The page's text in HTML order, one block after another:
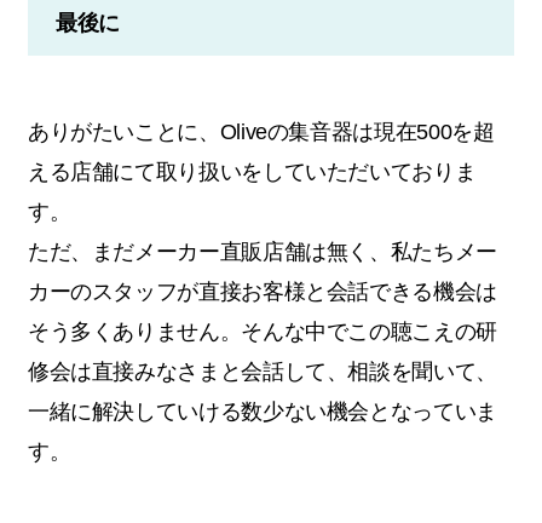
最後に
ありがたいことに、Oliveの集音器は現在500を超
える店舗にて取り扱いをしていただいておりま
す。
ただ、まだメーカー直販店舗は無く、私たちメー
カーのスタッフが直接お客様と会話できる機会は
そう多くありません。そんな中でこの聴こえの研
修会は直接みなさまと会話して、相談を聞いて、
一緒に解決していける数少ない機会となっていま
す。